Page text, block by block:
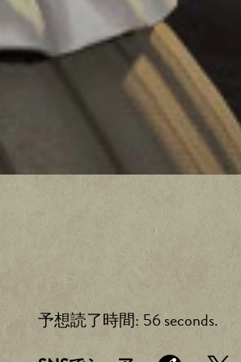
予想読了時間 56 seconds